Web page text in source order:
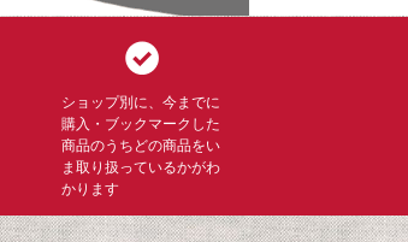
ショップ別に、今までに
購入・ブックマークした
商品のうちどの商品をい
ま取り扱っているかがわ
かります